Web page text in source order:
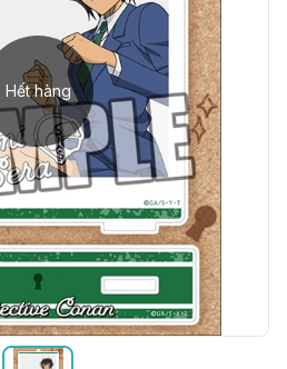
Hết hàng